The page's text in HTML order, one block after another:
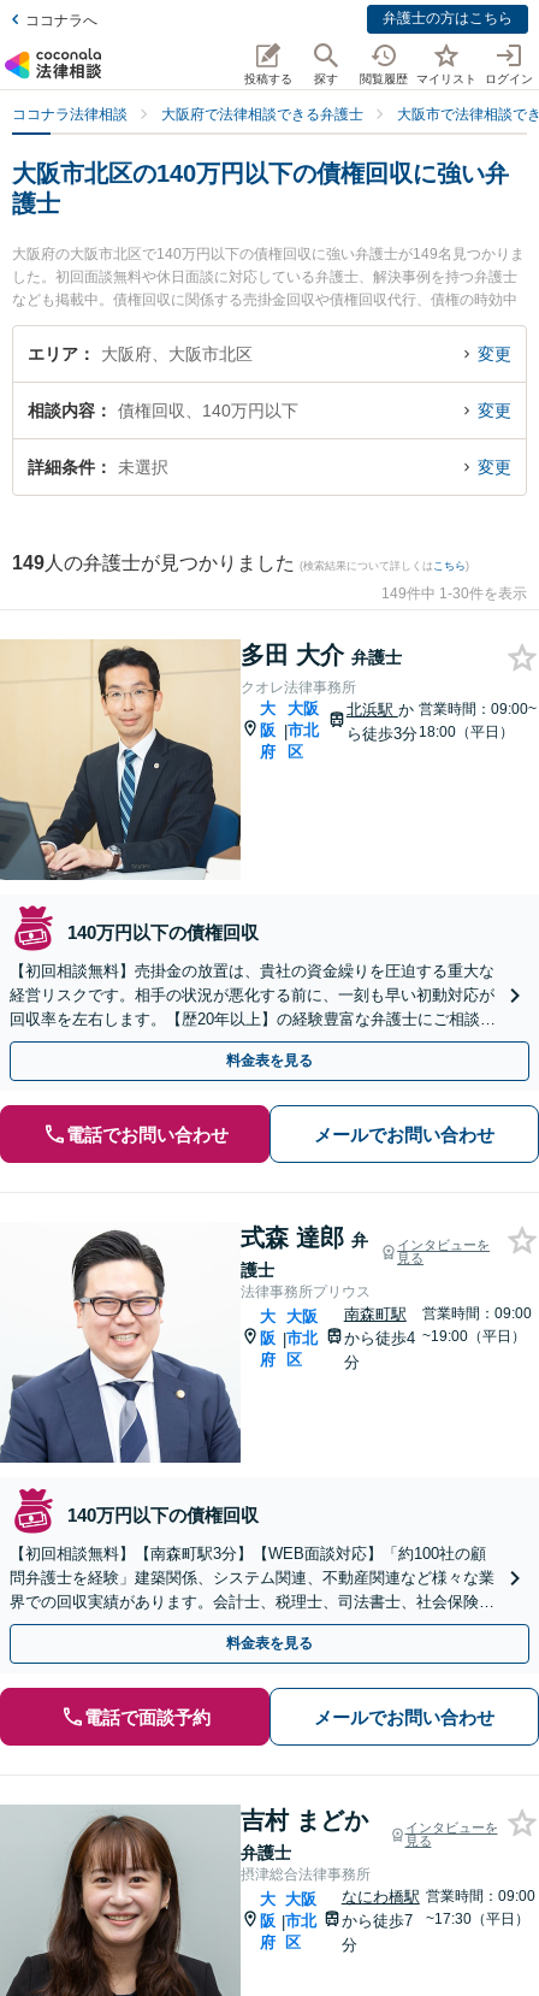
ココナラへ 弁護士の方はこちら
投稿する 探す 閲覧履歴 マイリスト ログイン
ココナラ法律相談 大阪府で法律相談できる弁護士 大阪市で法律相談で
大阪市北区の140万円以下の債権回収に強い弁
護士
大阪府の大阪市北区で140万円以下の債権回収に強い弁護士が149名見つかりま
した。初回面談無料や休日面談に対応している弁護士、解決事例を持つ弁護士
なども掲載中。債権回収に関係する売掛金回収や債権回収代行、債権の時効中
断等の細かな分野での絞り込み検索もでき便利です。特にクオレ法律事務所の
多田 大介弁護士や法律事務所プリウスの式森 達郎弁護士、摂津総合法律事務所
ブルを今すぐに弁護士に相談したい』『140万円以下の債権回収のトラブル解
決の実績豊富な近くの弁護士を検索したい』『初回相談無料で140万円以下の
債権回収を法律相談できる大阪市北区内の弁護士に相談予約したい』などでお
エリア 大阪府、大阪市北区 変更
相談内容 債権回収、140万円以下 変更
詳細条件 未選択 変更
149 人の弁護士が見つかりました (検索結果について詳しくは こちら)
149件中 1-30件を表示
多田 大介 弁護士
クオレ法律事務所
大
阪
府
|
大阪
市北
区
北浜駅 か
ら徒歩3分
営業時間：09:00~
18:00（平日）
140万円以下の債権回収
【初回相談無料】売掛金の放置は、貴社の資金繰りを圧迫する重大な
経営リスクです。相手の状況が悪化する前に、一刻も早い初動対応が
回収率を左右します。【歴20年以上】の経験豊富な弁護士にご相談く
ださい【休日・夜間相談可】【完全個室】【北浜駅3分】
料金表を見る
電話でお問い合わせ メールでお問い合わせ
式森 達郎 弁
護士
インタビューを
見る
法律事務所プリウス
大
阪
府
|
大阪
市北
区
南森町駅
から徒歩4
分
営業時間：09:00
~19:00（平日）
140万円以下の債権回収
【初回相談無料】【南森町駅3分】【WEB面談対応】「約100社の顧
問弁護士を経験」建築関係、システム関連、不動産関連など様々な業
界での回収実績があります。会計士、税理士、司法書士、社会保険労
務士など信頼できる士業と連携【休日・夜間相談可】
料金表を見る
電話で面談予約 メールでお問い合わせ
吉村 まどか
弁護士
インタビューを
見る
摂津総合法律事務所
大
阪
府
|
大阪
市北
区
なにわ橋駅
から徒歩7
分
営業時間：09:00
~17:30（平日）